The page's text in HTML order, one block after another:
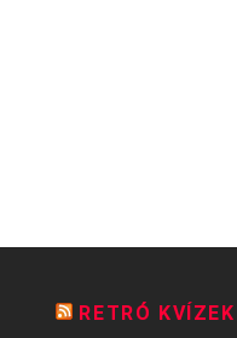
RETRÓ KVÍZEK